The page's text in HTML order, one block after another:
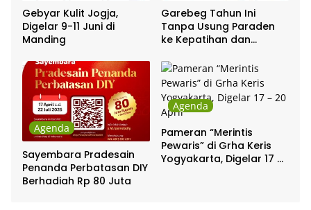
Gebyar Kulit Jogja,
Digelar 9-11 Juni di
Manding
Garebeg Tahun Ini
Tanpa Usung Paraden
ke Kepatihan dan
Agenda
Sayembara Pradesain
Penanda Perbatasan DIY
Berhadiah Rp 80 Juta
Agenda
Pameran “Merintis
Pewaris” di Grha Keris
Yogyakarta, Digelar 17 –